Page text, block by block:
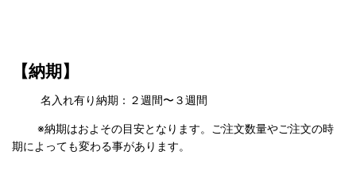
【納期】
名入れ有り納期：２週間〜３週間
※納期はおよその目安となります。ご注文数量やご注文の時
期によっても変わる事があります。